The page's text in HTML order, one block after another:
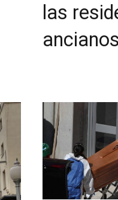
las
ancianos